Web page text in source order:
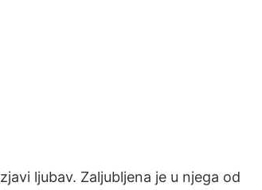
ljubav. Zaljubljena je u njega od